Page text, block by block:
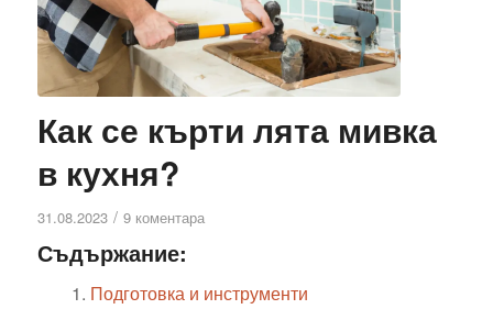
Как се кърти лята мивка
в кухня?
31.08.2023 / 9 коментара
Съдържание:
Подготовка и инструменти